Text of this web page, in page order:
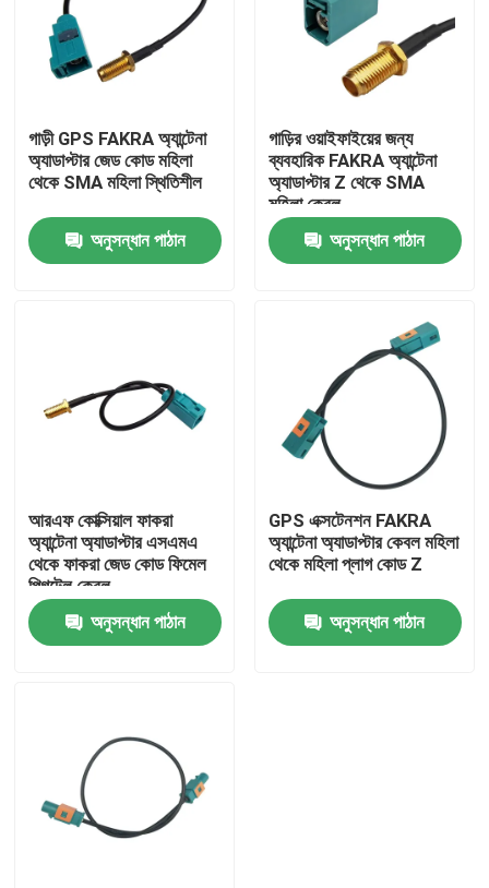
বাড়ি
ভিডিও
কারখানা ভ্রমণ
মান নিয়ন্ত্রণ
উদ্ধৃতির জন্য আবেদন
FAKRA HSD সংযোগকারী
গাড়ী GPS FAKRA অ্যান্টেনা
অ্যাডাপ্টার জেড কোড মহিলা
থেকে SMA মহিলা স্থিতিশীল
অনুসন্ধান পাঠান
গাড়ির ওয়াইফাইয়ের জন্য
ব্যবহারিক FAKRA অ্যান্টেনা
অ্যাডাপ্টার Z থেকে SMA
মহিলা কেবল
অনুসন্ধান পাঠান
আরএফ কোক্সিয়াল ফাকরা
অ্যান্টেনা অ্যাডাপ্টার এসএমএ
থেকে ফাকরা জেড কোড ফিমেল
পিগটেল কেবল
অনুসন্ধান পাঠান
GPS এক্সটেনশন FAKRA
অ্যান্টেনা অ্যাডাপ্টার কেবল মহিলা
থেকে মহিলা প্লাগ কোড Z
অনুসন্ধান পাঠান